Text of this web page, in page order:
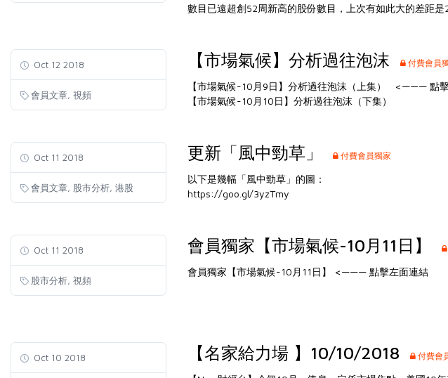
數目已遠超創52周新高的股份數目，上次有如此大的差距
Oct 12 2018
會員文章 視頻
【市場氣候】分析過往泡沫 付費會員
【市場氣候-10月9日】分析過往泡沫（上集）
<——— 點擊
【市場氣候-10月10日】分析過往泡沫（下集）
Oct 11 2018
會員文章 股市分析 港股
更新「風中勁草」 付費會員獨家
以下是幾幅「風中勁草」的圖：
https://goo.gl/3yzTmy
Oct 11 2018
股市分析 視頻
會員獨家【市場氣候-10月11日】
會員獨家【市場氣候-10月11日】 <——— 點擊左面連結
Oct 10 2018 【名家給力場 】10/10/2018 付費會